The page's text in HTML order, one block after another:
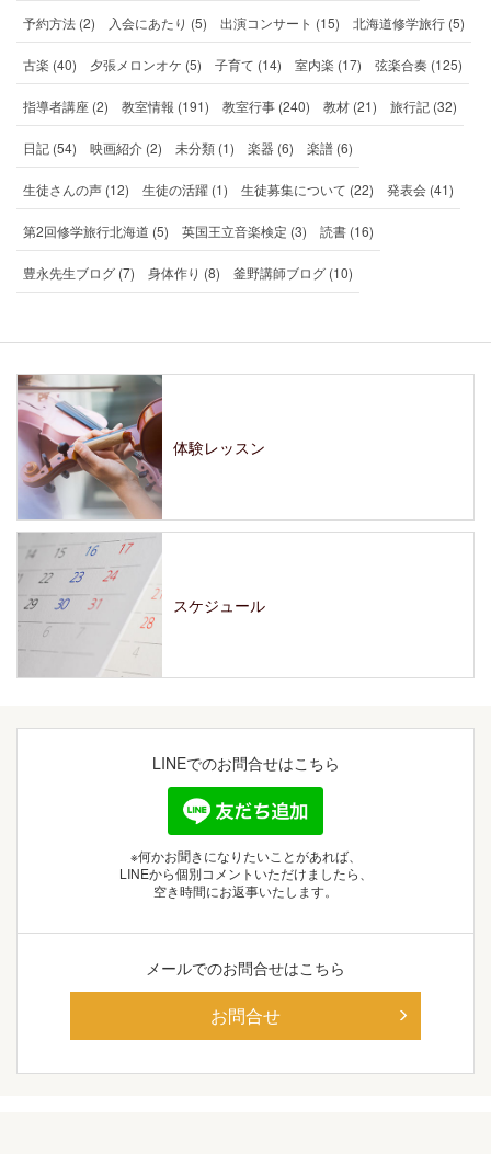
予約方法 (2) 入会にあたり (5) 出演コンサート (15) 北海道修学旅行 (5)
古楽 (40) 夕張メロンオケ (5) 子育て (14) 室内楽 (17) 弦楽合奏 (125)
指導者講座 (2) 教室情報 (191) 教室行事 (240) 教材 (21) 旅行記 (32)
日記 (54) 映画紹介 (2) 未分類 (1) 楽器 (6) 楽譜 (6)
生徒さんの声 (12) 生徒の活躍 (1) 生徒募集について (22) 発表会 (41)
第2回修学旅行北海道 (5) 英国王立音楽検定 (3) 読書 (16)
豊永先生ブログ (7) 身体作り (8) 釜野講師ブログ (10)
LINEでのお問合せはこちら
※何かお聞きになりたいことがあれば、
LINEから個別コメントいただけましたら、
空き時間にお返事いたします。
メールでのお問合せはこちら
お問合せ
体験レッスン
スケジュール